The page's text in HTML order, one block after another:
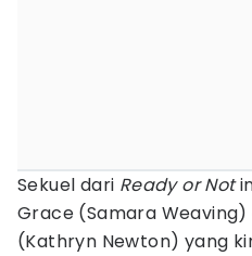
Sekuel dari Ready or Not
Grace (Samara
(Kathryn Newton) yang